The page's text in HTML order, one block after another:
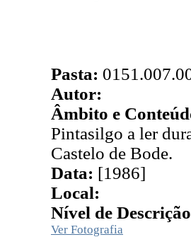
Pasta:
Autor:
Âmbito e
Pintasilgo a ler
Castelo de Bode.
Data: [1986]
Local:
Nível de
Ver Fotografia